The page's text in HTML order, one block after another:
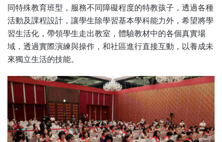
同特殊教育班型，服務不同障礙程度的特教孩子，透過各種
活動及課程設計，讓學生除學習基本學科能力外，希望將學
習生活化，帶領學生走出教室，體驗教材中的各個真實場
域，透過實際演練與操作，和社區進行直接互動，以養成未
來獨立生活的技能。